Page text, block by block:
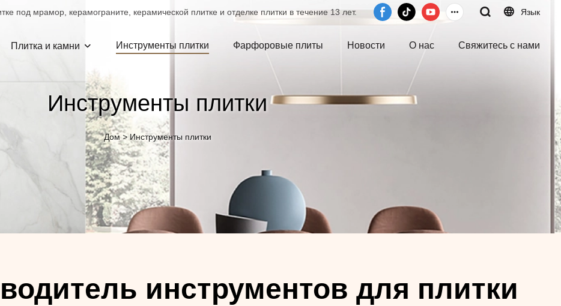
под мрамор, керамограните, керамической плитке и отделке плитки в течение 13 лет. Язык
Плитка и камни Инструменты плитки Фарфоровые плиты Новости О нас Свяжитесь с нами
Инструменты плитки
Дом > Инструменты плитки
инструментов для плитки